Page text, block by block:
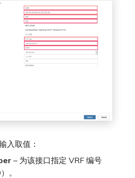
入取值：
– 为该接口指定 VRF 编号
。